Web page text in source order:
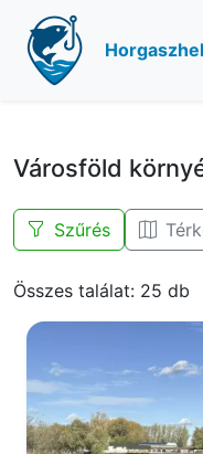
Városföld
Szűrés
Összes találat: 25 db